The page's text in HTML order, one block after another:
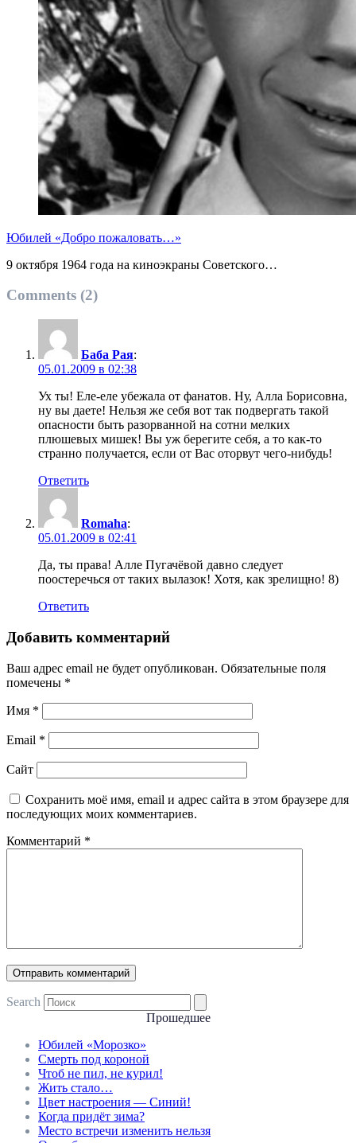
Юбилей «Добро пожаловать…»
9 октября 1964 года на киноэкраны Советского…
Comments (2)
Баба Рая:
05.01.2009 в 02:38
Ух ты! Еле-еле убежала от фанатов. Ну, Алла Борисовна,
ну вы даете! Нельзя же себя вот так подвергать такой
опасности быть разорванной на сотни мелких
плюшевых мишек! Вы уж берегите себя, а то как-то
странно получается, если от Вас оторвут чего-нибудь!
Ответить
Romaha:
05.01.2009 в 02:41
Да, ты права! Алле Пугачёвой давно следует
поостеречься от таких вылазок! Хотя, как зрелищно! 8)
Ответить
Добавить комментарий
Ваш адрес email не будет опубликован. Обязательные поля
помечены *
Имя *
Email *
Сайт
Сохранить моё имя, email и адрес сайта в этом браузере для
последующих моих комментариев.
Комментарий *
Search
Прошедшее
Юбилей «Морозко»
Смерть под короной
Чтоб не пил, не курил!
Жить стало…
Цвет настроения — Синий!
Когда придёт зима?
Место встречи изменить нельзя